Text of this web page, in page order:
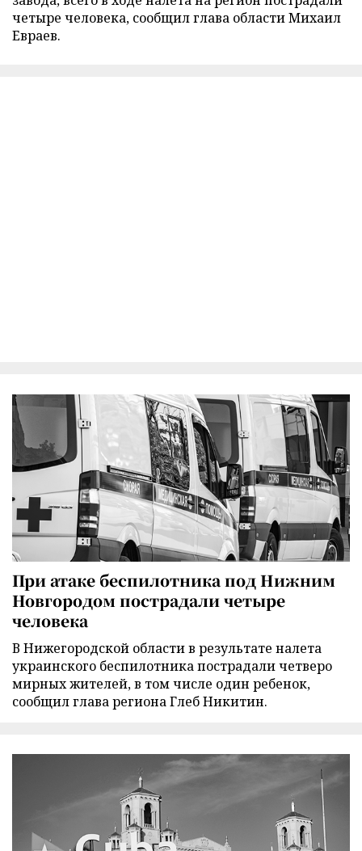
четыре человека, сообщил глава области Михаил
Евраев.
При атаке беспилотника под Нижним
Новгородом пострадали четыре
человека
В Нижегородской области в результате налета
украинского беспилотника пострадали четверо
мирных жителей, в том числе один ребенок,
сообщил глава региона Глеб Никитин.